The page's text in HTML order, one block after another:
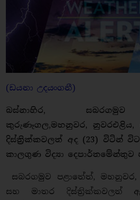
(ඩයනා උදයංගනී)
බස්නාහිර, සබරගමුව
කුරුණෑගල,මහනුවර, නුවරඑළිය,
දිස්ත්‍රික්කවලත් අද (23) විටින්
කාලගුණ විද්‍යා දෙපාර්තමේන්තුව
සබරගමුව පළාතේත්,
සහ මාතර දිස්ත්‍රික්කවලත්